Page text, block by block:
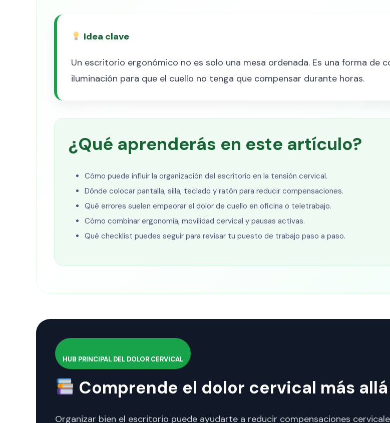
Idea clave
Un escritorio ergonómico no es solo una mesa ordenada. Es una forma de
iluminación para que el cuello no tenga que compensar durante horas.
¿Qué aprenderás en este artículo?
Cómo puede influir la organización del escritorio en la tensión cervical.
Dónde colocar pantalla, silla, teclado y ratón para reducir compensaciones.
Qué errores suelen empeorar el dolor de cuello en oficina o teletrabajo.
Cómo combinar ergonomía, movilidad cervical y pausas activas.
Qué checklist puedes seguir para revisar tu puesto de trabajo paso a paso.
HUB PRINCIPAL DEL DOLOR CERVICAL
Comprende el dolor cervical más
Organizar bien el escritorio puede ayudarte a reducir compensaciones